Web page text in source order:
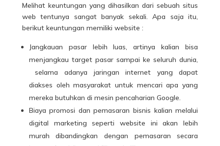
Melihat keuntungan yang dihasilkan dari sebuahsitus
web tentunya sangat banyak sekali. Apa saja itu,
berikut keuntungan memiliki website :
Jangkauan pasar lebih luas, artinya kalian bisa
menjangkau target pasar sampai ke seluruh dunia,
selama adanya jaringan internet yang dapat
diakses oleh masyarakat untuk mencari apa yang
mereka butuhkan di mesin pencaharian Google.
Biaya promosi dan pemasaran bisnis kalian melalui
digital marketing seperti website ini akan lebih
murah dibandingkan dengan pemasaran secara